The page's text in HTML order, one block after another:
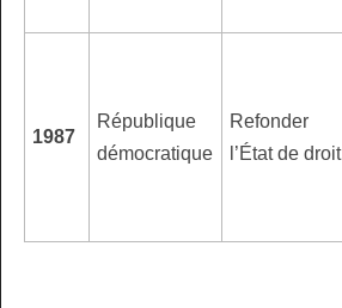
1987
République
démocratique
Refonder
l’État de droit